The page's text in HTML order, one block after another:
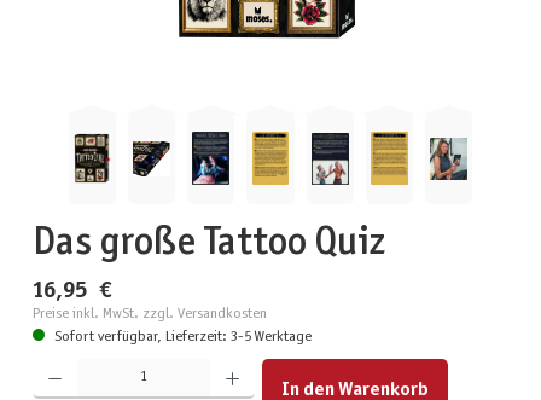
Das große Tattoo Quiz
16,95 €
Preise inkl. MwSt. zzgl. Versandkosten
Sofort verfügbar, Lieferzeit: 3-5 Werktage
Produkt Anzahl: Gib den gewünschten Wert ein oder benutze die Schaltflächen um die Anzahl zu
In den Warenkorb